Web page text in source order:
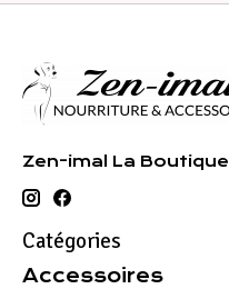
Zen-imal La Boutique
Catégories
Accessoires